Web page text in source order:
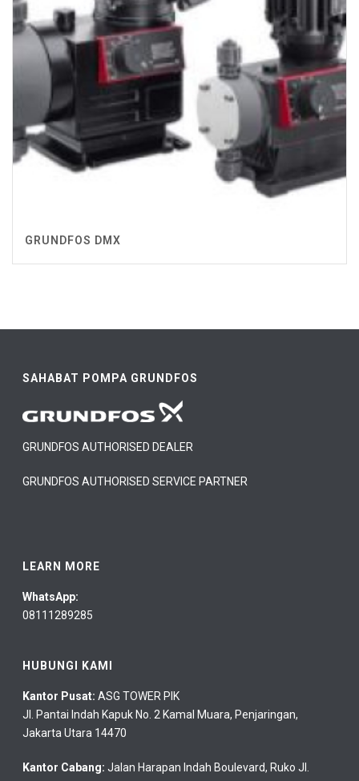
GRUNDFOS DMX
SAHABAT POMPA GRUNDFOS
GRUNDFOS AUTHORISED DEALER
GRUNDFOS AUTHORISED SERVICE PARTNER
LEARN MORE
WhatsApp:
08111289285
HUBUNGI KAMI
Kantor Pusat:ASG TOWER PIK
Jl. Pantai Indah Kapuk No. 2 Kamal Muara, Penjaringan,
Jakarta Utara 14470
Kantor Cabang:Jalan Harapan Indah Boulevard, Ruko Jl.